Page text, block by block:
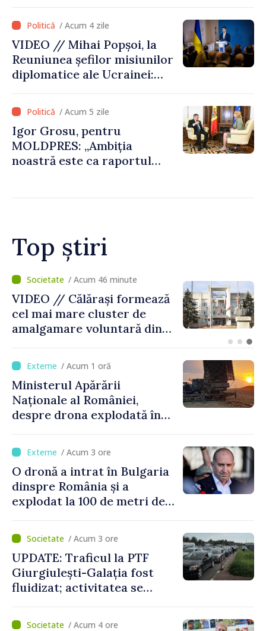
hidrologice din bazinul
râului Nistru și proiecte
comune în infrastructură și
energie
/ Acum 4 zile
VIDEO // Mihai Popșoi, la
Reuniunea șefilor misiunilor
diplomatice ale Ucrainei:
alegerea. Ne-am alăturat
Ucrainei”/ Acum 5 zile
Igor Grosu, pentru
MOLDPRES: „Ambiția
noastră este ca raportul
Top știri
/ Acum 2 minute
BTA: Tendința de scădere a
nivelului Dunării se menține,
iar situația hidrologică
/ Acum 1 oră
Ministerul Apărării
Naționale al României,
despre drona explodată în
nu au detectat niciun
vehicul aerian”
/ Acum 3 ore
O dronă a intrat în Bulgaria
dinspre România și a
explodat la 100 de metri de
/ Acum 3 ore
UPDATE: Traficul la PTF
Giurgiulești-Galația fost
fluidizat; activitatea se
normale
/ Acum 4 ore